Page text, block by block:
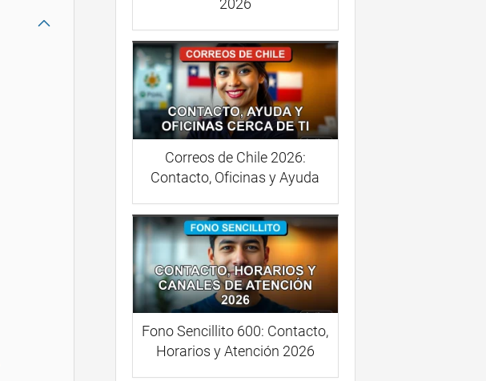
Correos de Chile 2026:
Contacto, Oficinas y Ayuda
Fono Sencillito 600: Contacto,
Horarios y Atención 2026